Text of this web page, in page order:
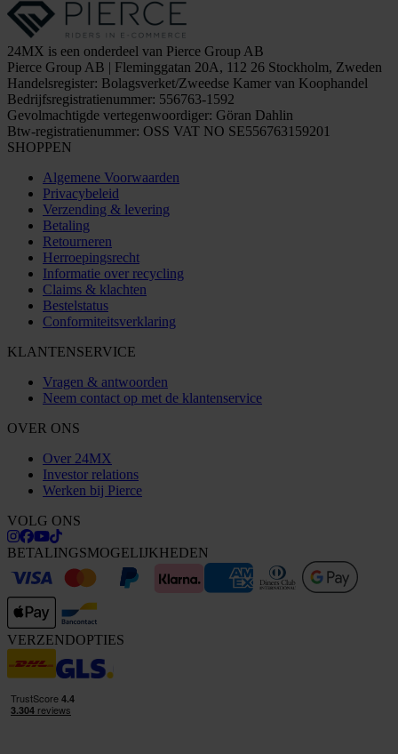
24MX is een onderdeel van Pierce Group AB
Pierce Group AB | Fleminggatan 20A, 112 26 Stockholm, Zweden
Handelsregister: Bolagsverket/Zweedse Kamer van Koophandel
Bedrijfsregistratienummer: 556763-1592
Gevolmachtigde vertegenwoordiger: Göran Dahlin
Btw-registratienummer: OSS VAT NO SE556763159201
SHOPPEN
Algemene Voorwaarden
Privacybeleid
Verzending & levering
Betaling
Retourneren
Herroepingsrecht
Informatie over recycling
Claims & klachten
Bestelstatus
Conformiteitsverklaring
KLANTENSERVICE
Vragen & antwoorden
Neem contact op met de klantenservice
OVER ONS
Over 24MX
Investor relations
Werken bij Pierce
VOLG ONS
BETALINGSMOGELIJKHEDEN
VERZENDOPTIES